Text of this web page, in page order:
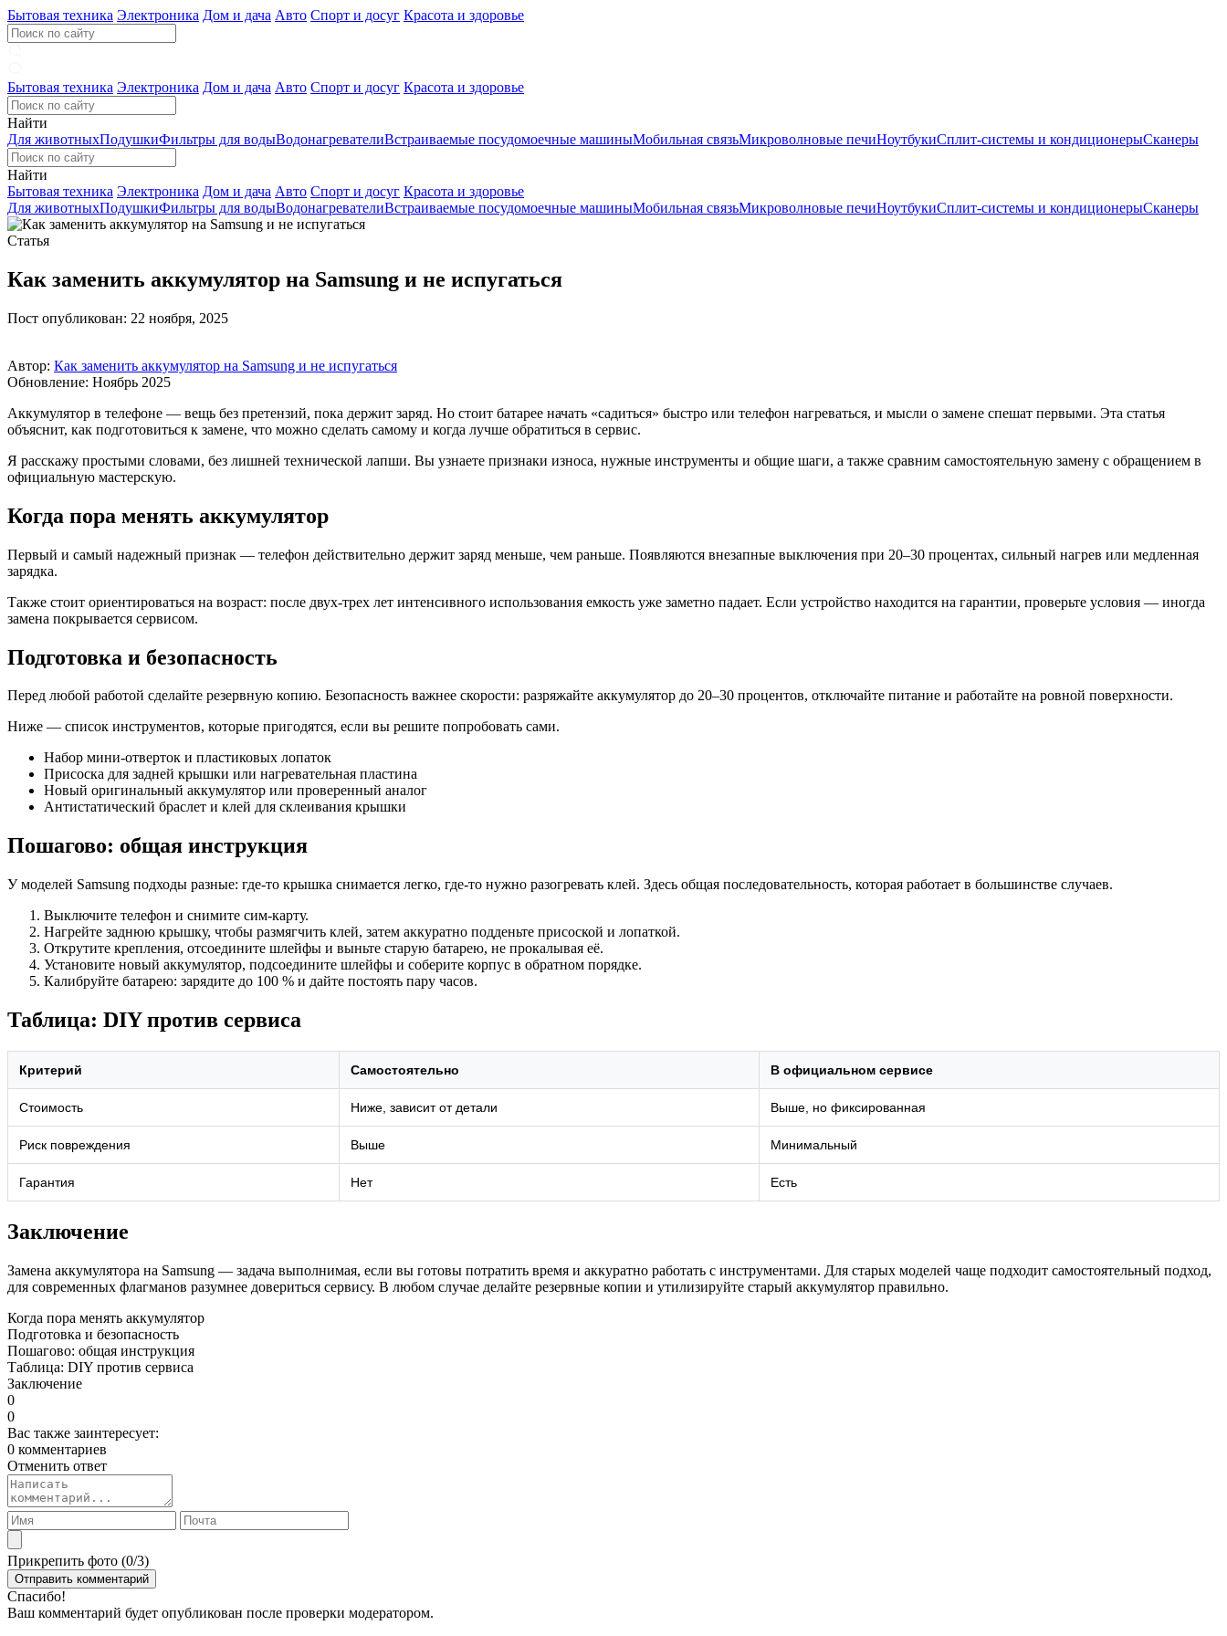
Бытовая техника Электроника Дом и дача Авто Спорт и досуг Красота и здоровье
Бытовая техника Электроника Дом и дача Авто Спорт и досуг Красота и здоровье
Найти
Для животныхПодушкиФильтры для водыВодонагревателиВстраиваемые посудомоечные машиныМобильная связьМикроволновые печиНоутбукиСплит-системы и кондиционерыСканеры
Найти
Бытовая техника Электроника Дом и дача Авто Спорт и досуг Красота и здоровье
Для животныхПодушкиФильтры для водыВодонагревателиВстраиваемые посудомоечные машиныМобильная связьМикроволновые печиНоутбукиСплит-системы и кондиционерыСканеры
Статья
Как заменить аккумулятор на Samsung и не испугаться
Пост опубликован: 22 ноября, 2025
Автор: Как заменить аккумулятор на Samsung и не испугаться
Обновление: Ноябрь 2025
Аккумулятор в телефоне — вещь без претензий, пока держит заряд. Но стоит батарее начать «садиться» быстро или телефон нагреваться, и мысли о замене спешат первыми. Эта статья
объяснит, как подготовиться к замене, что можно сделать самому и когда лучше обратиться в сервис.
Я расскажу простыми словами, без лишней технической лапши. Вы узнаете признаки износа, нужные инструменты и общие шаги, а также сравним самостоятельную замену с обращением в
официальную мастерскую.
Когда пора менять аккумулятор
Первый и самый надежный признак — телефон действительно держит заряд меньше, чем раньше. Появляются внезапные выключения при 20–30 процентах, сильный нагрев или медленная
зарядка.
Также стоит ориентироваться на возраст: после двух-трех лет интенсивного использования емкость уже заметно падает. Если устройство находится на гарантии, проверьте условия — иногда
замена покрывается сервисом.
Подготовка и безопасность
Перед любой работой сделайте резервную копию. Безопасность важнее скорости: разряжайте аккумулятор до 20–30 процентов, отключайте питание и работайте на ровной поверхности.
Ниже — список инструментов, которые пригодятся, если вы решите попробовать сами.
Набор мини-отверток и пластиковых лопаток
Присоска для задней крышки или нагревательная пластина
Новый оригинальный аккумулятор или проверенный аналог
Антистатический браслет и клей для склеивания крышки
Пошагово: общая инструкция
У моделей Samsung подходы разные: где-то крышка снимается легко, где-то нужно разогревать клей. Здесь общая последовательность, которая работает в большинстве случаев.
Выключите телефон и снимите сим-карту.
Нагрейте заднюю крышку, чтобы размягчить клей, затем аккуратно подденьте присоской и лопаткой.
Открутите крепления, отсоедините шлейфы и выньте старую батарею, не прокалывая её.
Установите новый аккумулятор, подсоедините шлейфы и соберите корпус в обратном порядке.
Калибруйте батарею: зарядите до 100 % и дайте постоять пару часов.
Таблица: DIY против сервиса
Критерий Самостоятельно В официальном сервисе
Стоимость Ниже, зависит от детали Выше, но фиксированная
Риск повреждения Выше Минимальный
Гарантия Нет Есть
Заключение
Замена аккумулятора на Samsung — задача выполнимая, если вы готовы потратить время и аккуратно работать с инструментами. Для старых моделей чаще подходит самостоятельный подход,
для современных флагманов разумнее довериться сервису. В любом случае делайте резервные копии и утилизируйте старый аккумулятор правильно.
Когда пора менять аккумулятор
Подготовка и безопасность
Пошагово: общая инструкция
Таблица: DIY против сервиса
Заключение
0
0
Вас также заинтересует:
0 комментариев
Отменить ответ
Прикрепить фото (0/3)
Спасибо!
Ваш комментарий будет опубликован после проверки модератором.